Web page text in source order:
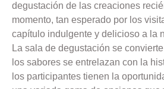
degustación de las creaciones
momento, tan esperado por los
capítulo indulgente y delicioso a la
La sala de degustación se
los sabores se entrelazan con la
los participantes tienen la